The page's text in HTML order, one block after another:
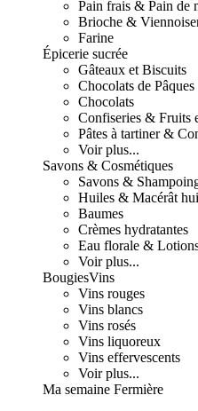
Pain frais & Pain de
Brioche &
Farine
Épicerie sucrée
Gâteaux et Biscuits
Chocolats de Pâques
Chocolats
Confiseries & Fruits
Pâtes à tartiner &
Voir plus...
Savons & Cosmétiques
Savons &
Huiles & Macérât
Baumes
Crèmes hydratantes
Eau florale &
Voir plus...
BougiesVins
Vins rouges
Vins blancs
Vins rosés
Vins liquoreux
Vins effervescents
Voir plus...
Ma semaine Fermière